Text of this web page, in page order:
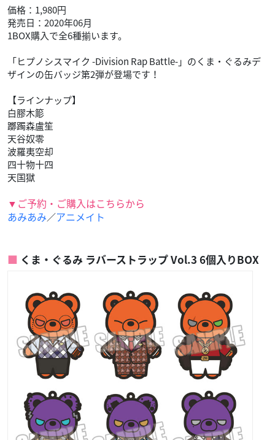
価格：1,980円
発売日：2020年06月
1BOX購入で全6種揃います。
「ヒプノシスマイク -Division Rap Battle-」のくま・ぐるみデ
ザインの缶バッジ第2弾が登場です！
【ラインナップ】
白膠木簓
躑躅森盧笙
天谷奴零
波羅夷空却
四十物十四
天国獄
▼ご予約・ご購入はこちらから
あみあみ／アニメイト
くま・ぐるみ ラバーストラップ Vol.3 6個入りBOX